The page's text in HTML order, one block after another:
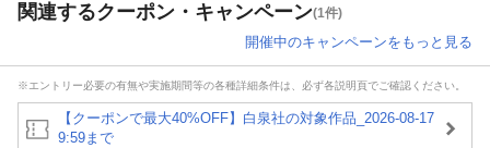
関連するクーポン・キャンペーン(1件)
開催中のキャンペーンをもっと見る
※エントリー必要の有無や実施期間等の各種詳細条件は、必ず各説明頁でご確認ください。
【クーポンで最大40%OFF】白泉社の対象作品_2026-08-17
9:59まで